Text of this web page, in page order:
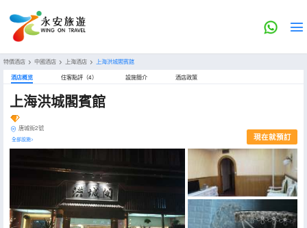
特價酒店 > 中國酒店 > 上海酒店 > 上海洪城閣賓館
酒店概览 住客點評（4） 設施簡介 酒店政策
上海洪城閣賓館
唐城街2號
全部設施> 現在就預訂